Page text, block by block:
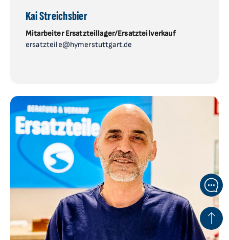
Kai Streichsbier
Mitarbeiter Ersatzteillager/Ersatzteilverkauf
ersatzteile@hymerstuttgart.de